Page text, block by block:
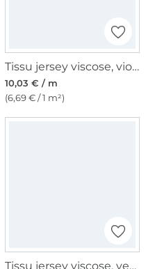
Tissu jersey viscose, violet fuchsia
10,03 € / m
(6,69 € / 1 m²)
Tissu jersey viscose, vert foncé